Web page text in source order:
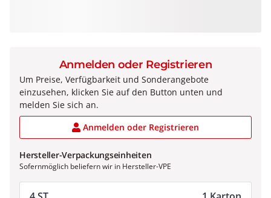
Anmelden oder Registrieren
Um Preise, Verfügbarkeit und Sonderangebote
einzusehen, klicken Sie auf den Button unten und
melden Sie sich an.
Anmelden oder Registrieren
Hersteller-Verpackungseinheiten
Sofernmöglich beliefern wir in Hersteller-VPE